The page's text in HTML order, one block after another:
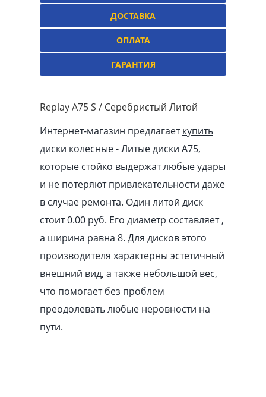
ДОСТАВКА
ОПЛАТА
ГАРАНТИЯ
Replay A75 S / Серебристый Литой
Интернет-магазин предлагаеткупить
диски колесные-Литые диски A75,
которые стойко выдержат любые удары
и не потеряют привлекательности даже
в случае ремонта. Один литой диск
стоит 0.00 pуб. Его диаметр составляет ,
а ширина равна 8. Для дисков этого
производителя характерны эстетичный
внешний вид, а также небольшой вес,
что помогает без проблем
преодолевать любые неровности на
пути.